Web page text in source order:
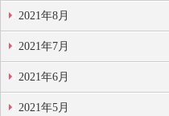
2021年8月
2021年7月
2021年6月
2021年5月